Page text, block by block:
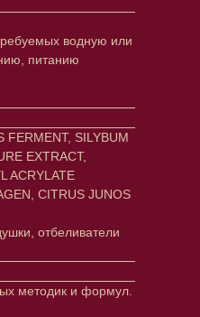
водную или
питанию
FERMENT, SILYBUM
EXTRACT,
ACRYLATE
CITRUS JUNOS
отбеливатели
методик и формул.